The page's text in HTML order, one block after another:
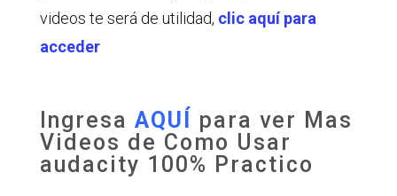
videos te será de utilidad, clic aquí para
acceder
Ingresa AQUÍ para ver Mas
Videos de Como Usar
audacity 100% Practico